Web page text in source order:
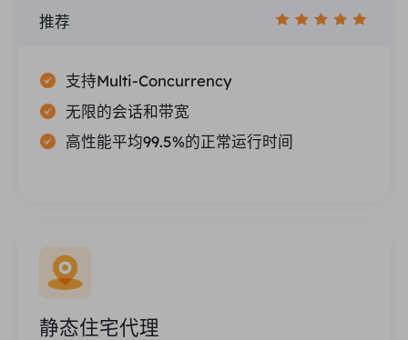
推荐
支持Multi-Concurrency
无限的会话和带宽
高性能平均99.5%的正常运行时间
静态住宅代理